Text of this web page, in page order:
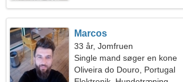
Marcos
33 år, Jomfruen
Single mand søger en kone
Oliveira do Douro, Portugal